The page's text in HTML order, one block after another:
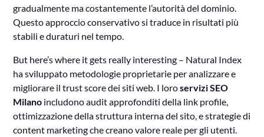
gradualmente ma costantemente l’autorità del dominio.
Questo approccio conservativo si traduce in risultati più
stabili e duraturi nel tempo.
But here’s where it gets really interesting – Natural Index
ha sviluppato metodologie proprietarie per analizzare e
migliorare il trust score dei siti web. I loroservizi SEO
Milano includono audit approfonditi della link profile,
ottimizzazione della struttura interna del sito, e strategie di
content marketing che creano valore reale per gli utenti.